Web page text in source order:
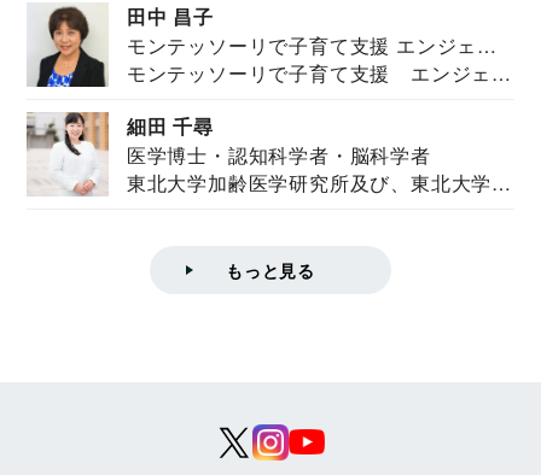
田中 昌子
モンテッソーリで子育て支援 エンジェル
ズハウス研究所所長
モンテッソーリで子育て支援 エンジェル
細田 千尋
医学博士・認知科学者・脳科学者
東北大学加齢医学研究所及び、東北大学大
もっと見る